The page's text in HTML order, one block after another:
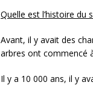
Quelle est l’histoire du
Avant, il y avait des
arbres ont commencé
Il y a 10 000 ans, il y